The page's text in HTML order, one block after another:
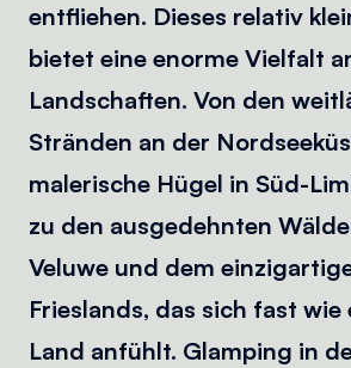
entfliehen. Dieses relativ
bietet eine enorme Vielfalt
Landschaften. Von den
Stränden an der
malerische Hügel in Süd-
zu den ausgedehnten
Veluwe und dem
Frieslands, das sich fast wie
Land anfühlt. Glamping in